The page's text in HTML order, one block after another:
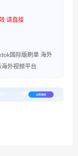
请直接
国际版刷单 海外
外视频平台